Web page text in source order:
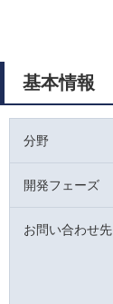
基本情報
分野
開発フェーズ
お問い合わせ先